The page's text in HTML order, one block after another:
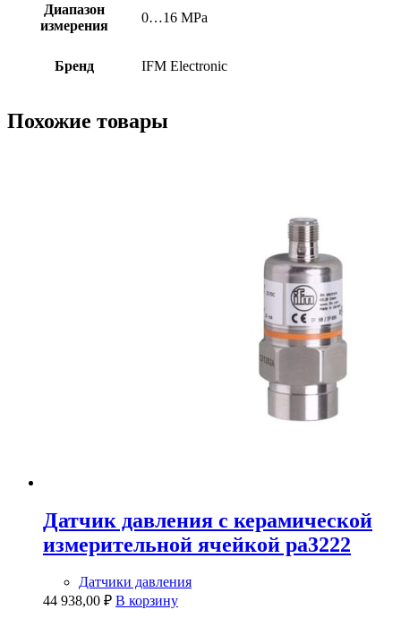
Диапазон
измерения
0…16 MPa
Бренд IFM Electronic
Похожие товары
Датчик давления с керамической
измерительной ячейкой pa3222
Датчики давления
44 938,00 ₽ В корзину